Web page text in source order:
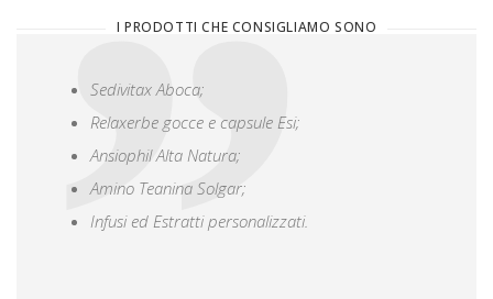
I PRODOTTI CHE CONSIGLIAMO SONO
Sedivitax Aboca;
Relaxerbe gocce e capsule Esi;
Ansiophil Alta Natura;
Amino Teanina Solgar;
Infusi ed Estratti personalizzati.